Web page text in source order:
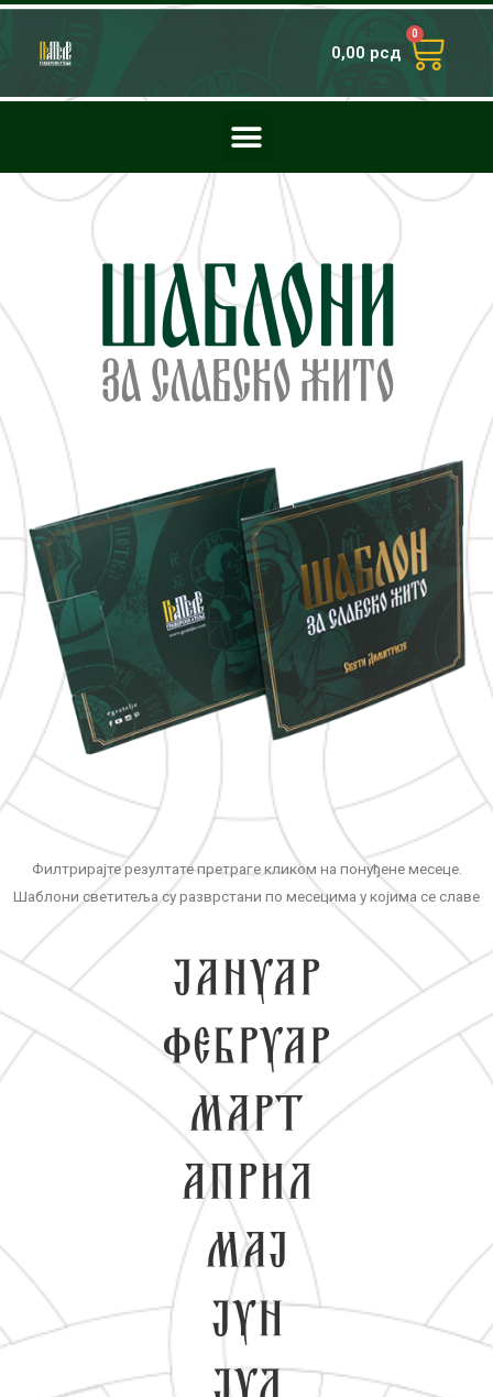
0,00 рсд
0
Филтрирајте резултате претраге кликом на понуђене месеце.
Шаблони светитеља су разврстани по месецима у којима се славе